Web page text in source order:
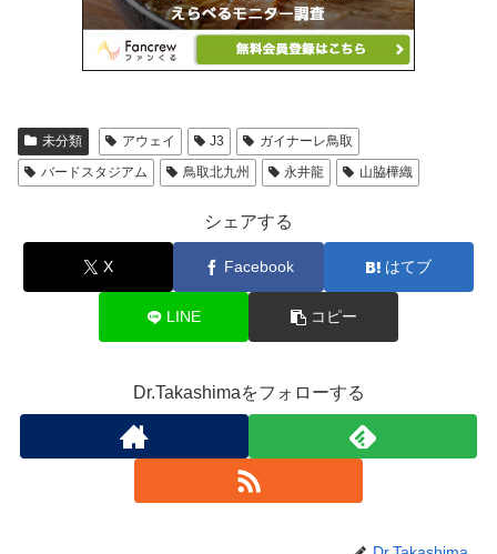
未分類 アウェイ J3
ガイナーレ鳥取
バードスタジアム
鳥取北九州 永井龍 山脇樺織
シェアする
X Facebook はてブ
LINE コピー
Dr.Takashimaをフォローする